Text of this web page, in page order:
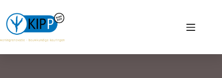
naar
de
inhoud